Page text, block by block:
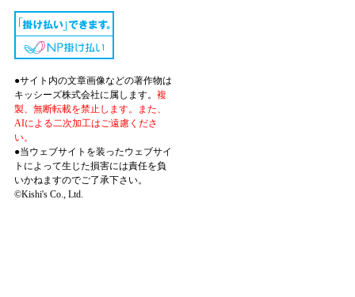
●サイト内の文章画像などの著作物は
キッシーズ株式会社に属します。 複
製、無断転載を禁止します。また、
AIによる二次加工はご遠慮くださ
い。
●当ウェブサイトを装ったウェブサイ
トによって生じた損害には責任を負
いかねますのでご了承下さい。
©Kishi's Co., Ltd.